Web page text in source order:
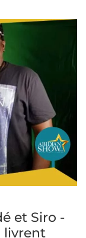
et Siro -
livrent